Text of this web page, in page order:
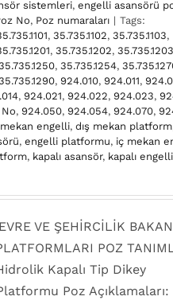
sistemleri, engelli asansörü
No, Poz numaraları | Tags:
, 35.735.1102, 35.735.1103,
, 35.735.1202, 35.735.1203
, 35.735.1254,
, 924.010, 924.011,
, 924.021, 924.022, 924.023,
, 924.050, 924.054, 924.070,
mekan engelli, dış mekan platform
, engelli platformu, iç mekan
, kapalı asansör, kapalı engelli
VE ŞEHİRCİLİK
POZ
Kapalı Tip Dikey
Poz Açıklamaları: